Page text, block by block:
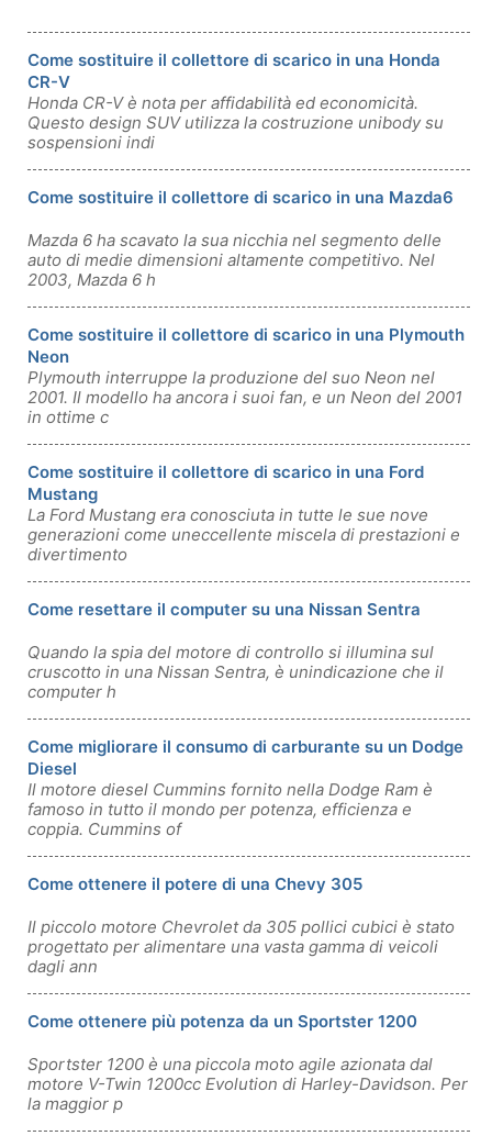
Come sostituire il collettore di scarico in una Honda
CR-V
Honda CR-V è nota per affidabilità ed economicità.
Questo design SUV utilizza la costruzione unibody su
sospensioni indi
Come sostituire il collettore di scarico in una Mazda6
Mazda 6 ha scavato la sua nicchia nel segmento delle
auto di medie dimensioni altamente competitivo. Nel
2003, Mazda 6 h
Come sostituire il collettore di scarico in una Plymouth
Neon
Plymouth interruppe la produzione del suo Neon nel
2001. Il modello ha ancora i suoi fan, e un Neon del 2001
in ottime c
Come sostituire il collettore di scarico in una Ford
Mustang
La Ford Mustang era conosciuta in tutte le sue nove
generazioni come uneccellente miscela di prestazioni e
divertimento
Come resettare il computer su una Nissan Sentra
Quando la spia del motore di controllo si illumina sul
cruscotto in una Nissan Sentra, è unindicazione che il
computer h
Come migliorare il consumo di carburante su un Dodge
Diesel
Il motore diesel Cummins fornito nella Dodge Ram è
famoso in tutto il mondo per potenza, efficienza e
coppia. Cummins of
Come ottenere il potere di una Chevy 305
Il piccolo motore Chevrolet da 305 pollici cubici è stato
progettato per alimentare una vasta gamma di veicoli
dagli ann
Come ottenere più potenza da un Sportster 1200
Sportster 1200 è una piccola moto agile azionata dal
motore V-Twin 1200cc Evolution di Harley-Davidson. Per
la maggior p